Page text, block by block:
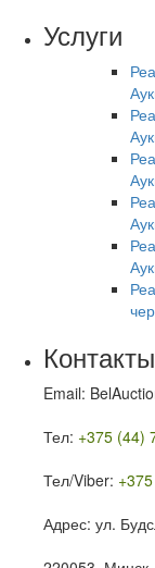
Услуги
Контакты
Email:
Тел: +375 (44)
Тел/Viber:
Адрес: ул.